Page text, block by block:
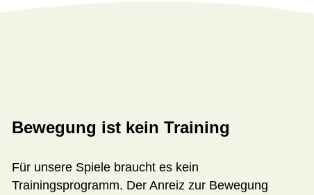
Bewegung ist kein Training
Für unsere Spiele braucht es kein
Trainingsprogramm. Der Anreiz zur Bewegung